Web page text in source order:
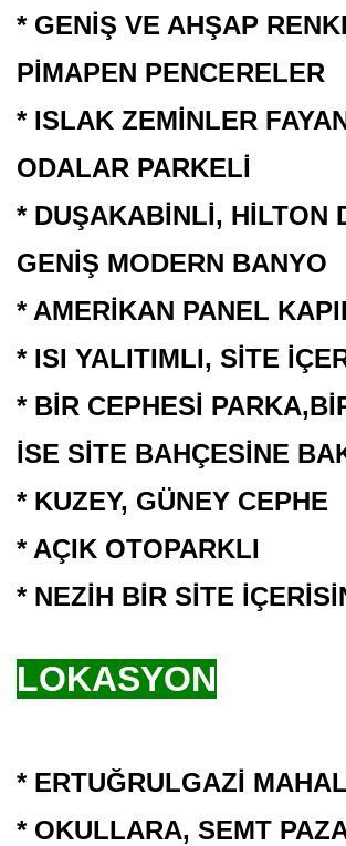
* GENİŞ VE AHŞAP
PİMAPEN PENCERELER
* ISLAK ZEMİNLER
ODALAR PARKELİ
* DUŞAKABİNLİ, HİLTON
GENİŞ MODERN BANYO
* AMERİKAN PANEL
* ISI YALITIMLI, SİTE
* BİR CEPHESİ
İSE SİTE BAHÇESİNE
* KUZEY, GÜNEY CEPHE
* AÇIK OTOPARKLI
* NEZİH BİR SİTE
LOKASYON
* ERTUĞRULGAZİ
* OKULLARA, SEMT